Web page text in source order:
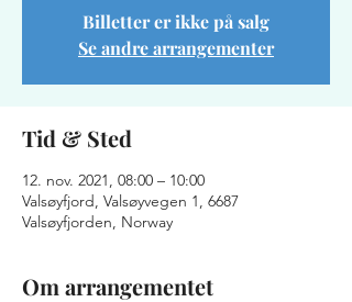
Billetter er ikke på salg
Se andre arrangementer
Tid & Sted
12. nov. 2021, 08:00 – 10:00
Valsøyfjord, Valsøyvegen 1, 6687
Valsøyfjorden, Norway
Om arrangementet